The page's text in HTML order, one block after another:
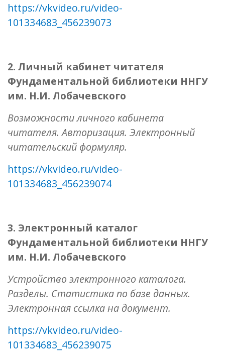
https://vkvideo.ru/video-
101334683_456239073
2. Личный кабинет читателя
Фундаментальной библиотеки ННГУ
им. Н.И. Лобачевского
Возможности личного кабинета
читателя. Авторизация. Электронный
читательский формуляр.
https://vkvideo.ru/video-
101334683_456239074
3. Электронный каталог
Фундаментальной библиотеки ННГУ
им. Н.И. Лобачевского
Устройство электронного каталога.
Разделы. Статистика по базе данных.
Электронная ссылка на документ.
https://vkvideo.ru/video-
101334683_456239075